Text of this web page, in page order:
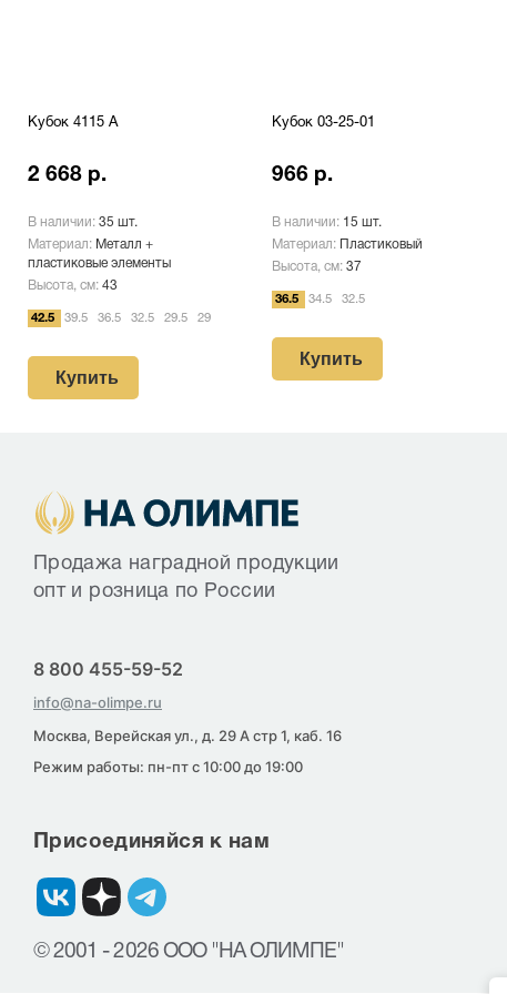
Кубок 4115 A
2 668 р.
В наличии: 35 шт.
Материал: Металл +
пластиковые элементы
Высота, см: 43
42.5 39.5 36.5 32.5 29.5 29
Купить
Кубок 03-25-01
966 р.
В наличии: 15 шт.
Материал:
Пластиковый
Высота, см: 37
36.5 34.5 32.5
Купить
Продажа наградной продукции
опт и розница по России
8 800 455-59-52
info@na-olimpe.ru
Москва, Верейская ул., д. 29 А стр 1, каб. 16
Режим работы: пн-пт с 10:00 до 19:00
Присоединяйся к нам
© 2001 - 2026 ООО "НА ОЛИМПЕ"